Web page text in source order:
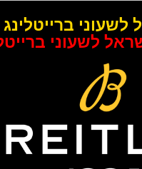
לשעוני
לשעוני